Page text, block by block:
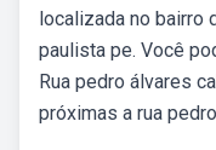
localizada no bairro
paulista pe. Você
Rua pedro álvares
próximas a rua